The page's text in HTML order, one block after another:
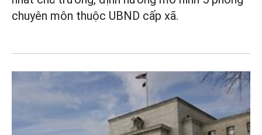
chuyên môn thuộc UBND cấp xã.